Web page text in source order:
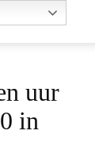
uur
in